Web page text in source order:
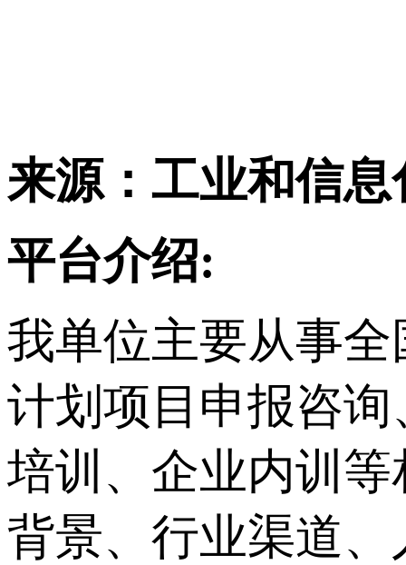
来源：工业和信息
平台介绍:
我单位主要从事全
计划项目申报咨
培训、企业内训
背景、行业渠道